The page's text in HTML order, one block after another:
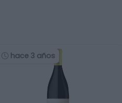
hace 3 años